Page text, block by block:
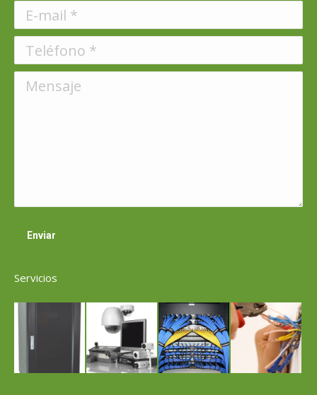
E-mail *
Teléfono *
Mensaje
Enviar
Servicios